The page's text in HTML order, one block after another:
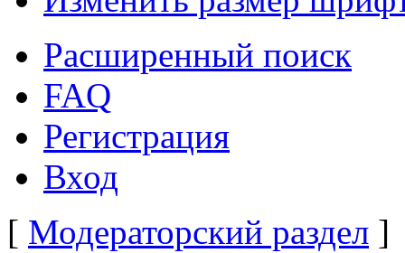
Расширенный поиск
FAQ
Регистрация
Вход
[ Модераторский раздел ]